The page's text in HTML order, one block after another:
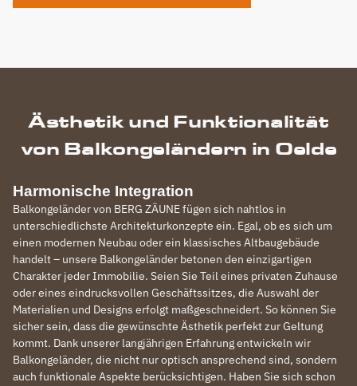
Ästhetik und Funktionalität
von Balkongeländern in Oelde
Harmonische Integration
Balkongeländer von BERG ZÄUNE fügen sich nahtlos in
unterschiedlichste Architekturkonzepte ein. Egal, ob es sich um
einen modernen Neubau oder ein klassisches Altbaugebäude
handelt – unsere Balkongeländer betonen den einzigartigen
Charakter jeder Immobilie. Seien Sie Teil eines privaten Zuhause
oder eines eindrucksvollen Geschäftssitzes, die Auswahl der
Materialien und Designs erfolgt maßgeschneidert. So können Sie
sicher sein, dass die gewünschte Ästhetik perfekt zur Geltung
kommt. Dank unserer langjährigen Erfahrung entwickeln wir
Balkongeländer, die nicht nur optisch ansprechend sind, sondern
auch funktionale Aspekte berücksichtigen. Haben Sie sich schon